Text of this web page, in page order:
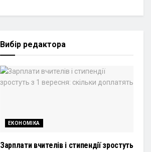
Вибір редактора
ЕКОНОМІКА
Зарплати вчителів і стипендії зростуть